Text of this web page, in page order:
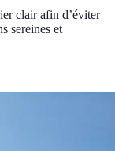
clair afin d’éviter
sereines et